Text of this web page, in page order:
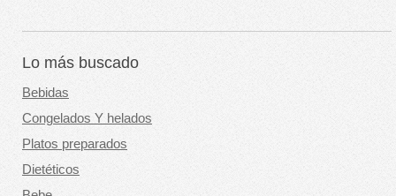
Lo más buscado
Bebidas
Congelados Y helados
Platos preparados
Dietéticos